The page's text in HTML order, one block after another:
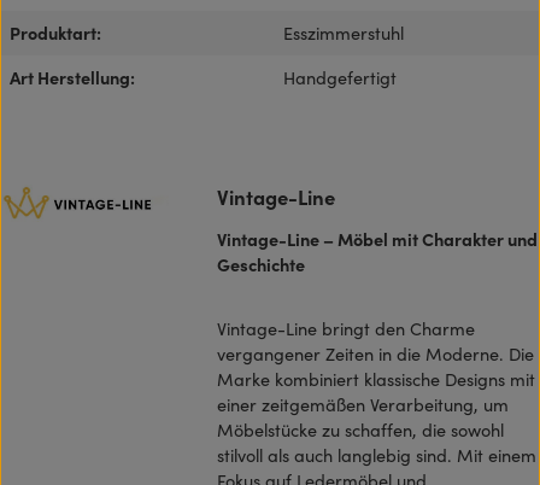
Produktart:
Esszimmerstuhl
Art Herstellung:
Handgefertigt
Vintage-Line
Vintage-Line – Möbel mit Charakter und
Geschichte
Vintage-Line bringt den Charme
vergangener Zeiten in die Moderne. Die
Marke kombiniert klassische Designs mit
einer zeitgemäßen Verarbeitung, um
Möbelstücke zu schaffen, die sowohl
stilvoll als auch langlebig sind. Mit einem
Fokus auf Ledermöbel und